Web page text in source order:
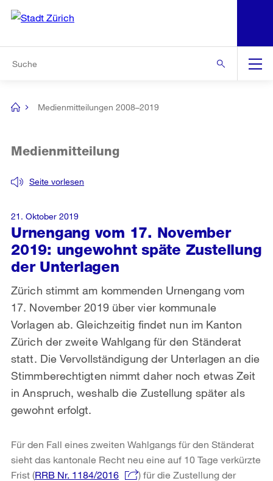
Navigation
[no
Medienmitteilungen 2008–2019
Urnengang vom 17. November
2019: ungewohnt späte Zustellung
der Unterlagen
Seite vorlesen
Medienmitteilung
Zürich stimmt am kommenden Urnengang vom
17. November 2019 über vier kommunale
Vorlagen ab. Gleichzeitig findet nun im Kanton
Zürich der zweite Wahlgang für den Ständerat
statt. Die Vervollständigung der Unterlagen an die
Stimmberechtigten nimmt daher noch etwas Zeit
in Anspruch, weshalb die Zustellung später als
gewohnt erfolgt.
21. Oktober 2019
Für den Fall eines zweiten Wahlgangs für den Ständerat
sieht das kantonale Recht neu eine auf 10 Tage verkürzte
Frist (RRB Nr. 1184/2016
) für die Zustellung der